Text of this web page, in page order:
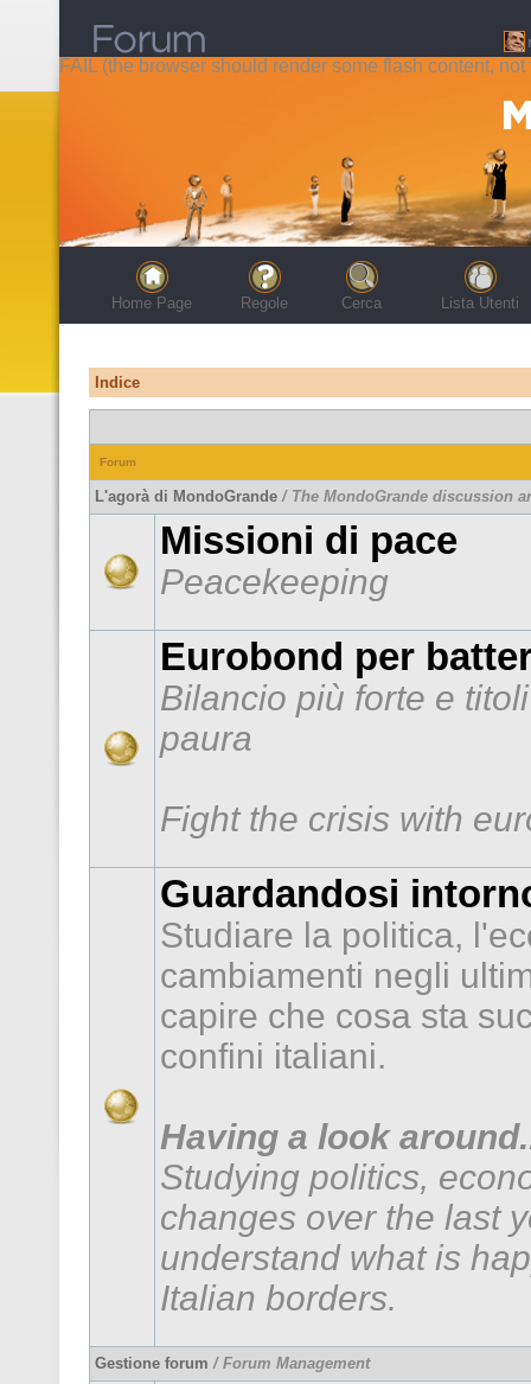
FAIL (the browser should render some flash content, not
Home Page Regole Cerca Lista Utenti
Indice
Forum
L'agorà di MondoGrande / The MondoGrande discussion
Missioni di pace
Peacekeeping
Eurobond per
Bilancio più forte e
paura
Fight the crisis with
Guardandosi
Studiare la politica,
cambiamenti negli
capire che cosa sta
confini italiani.
Having a look
Studying politics,
changes over the last
understand what is
Italian borders.
Gestione forum / Forum Management